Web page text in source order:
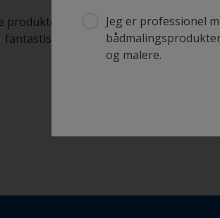
Jeg er professionel
og malere.
produkter til at holde din båd i
fantastisk stand
Få